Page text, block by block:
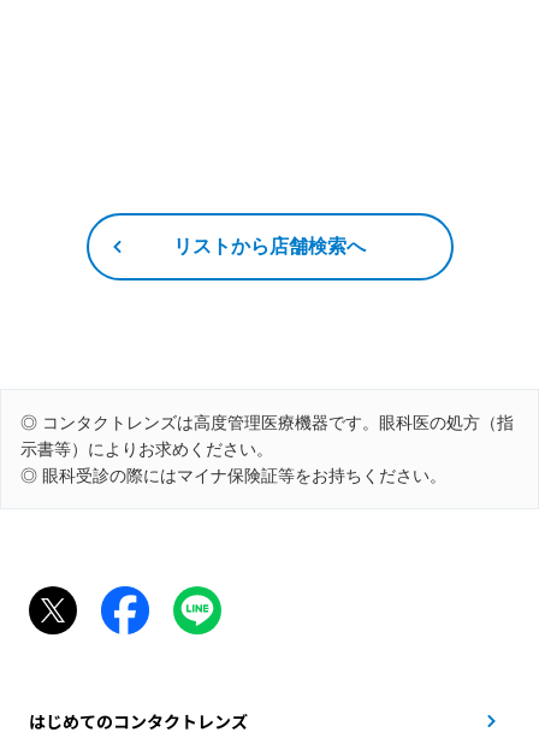
リストから店舗検索へ
◎ コンタクトレンズは高度管理医療機器です。眼科医の処方（指
示書等）によりお求めください。
◎ 眼科受診の際にはマイナ保険証等をお持ちください。
はじめてのコンタクトレンズ